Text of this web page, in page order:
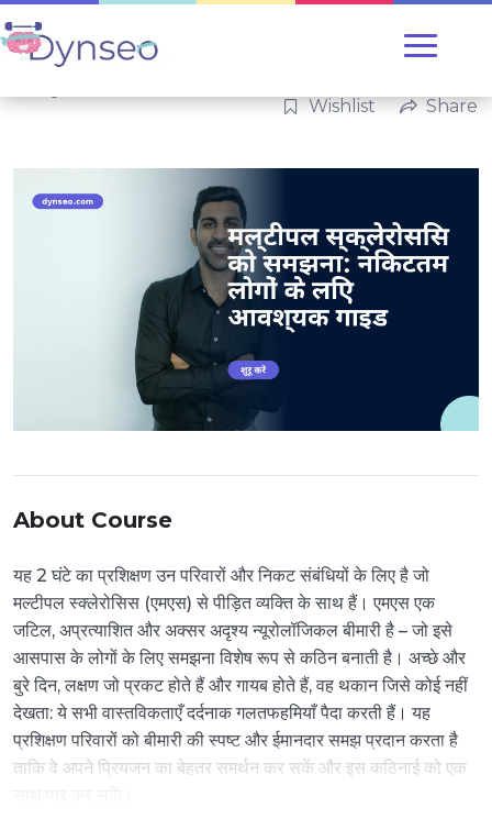
Wishlist Share
About Course
यह 2 घंटे का प्रशिक्षण उन परिवारों और निकट संबंधियों के लिए है जो
मल्टीपल स्क्लेरोसिस (एमएस) से पीड़ित व्यक्ति के साथ हैं। एमएस एक
जटिल, अप्रत्याशित और अक्सर अदृश्य न्यूरोलॉजिकल बीमारी है – जो इसे
आसपास के लोगों के लिए समझना विशेष रूप से कठिन बनाती है। अच्छे और
बुरे दिन, लक्षण जो प्रकट होते हैं और गायब होते हैं, वह थकान जिसे कोई नहीं
देखता: ये सभी वास्तविकताएँ दर्दनाक गलतफहमियाँ पैदा करती हैं। यह
प्रशिक्षण परिवारों को बीमारी की स्पष्ट और ईमानदार समझ प्रदान करता है
ताकि वे अपने प्रियजन का बेहतर समर्थन कर सकें और इस कठिनाई को एक